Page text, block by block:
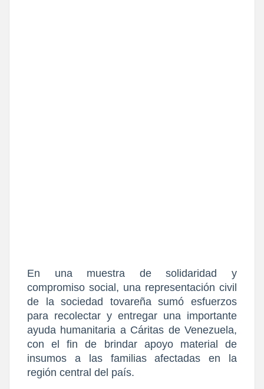
​En una muestra de solidaridad y
compromiso social, una representación civil
de la sociedad tovareña sumó esfuerzos
para recolectar y entregar una importante
ayuda humanitaria a Cáritas de Venezuela,
con el fin de brindar apoyo material de
insumos a las familias afectadas en la
región central del país.